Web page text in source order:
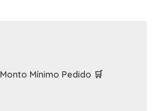
Monto Mínimo Pedido 🛒